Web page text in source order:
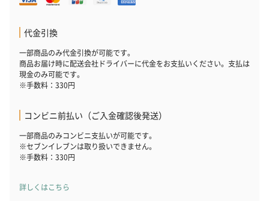
ディット（712円）
酒（655円）
お酒にぴったりのおつまみ・サプリを同梱してお届けいたしま
代金引換
一部商品のみ代金引換が可能です。
商品お届け時に配送会社ドライバーに代金をお支払いください。支払は
現金のみ可能です。
※手数料：330円
コンビニ前払い（ご入金確認後発送）
一部商品のみコンビニ支払いが可能です。
※セブンイレブンは取り扱いできません。
※手数料：330円
詳しくはこちら